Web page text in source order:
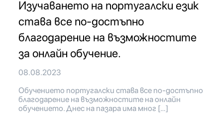
Изучаването на португалски език
става все по-достъпно
благодарение на възможностите
за онлайн обучение.
08.08.2023
Обучението португалски става все по-достъпно
благодарение на възможностите на онлайн
обучението. Днес на пазара има мног […]